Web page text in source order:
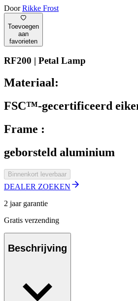
DoorRikke Frost
Toevoegen
aan
favorieten
RF200 | Petal Lamp
Materiaal:
FSC™-gecertificeerd
Frame :
geborsteld aluminium
Binnenkort leverbaar
DEALER ZOEKEN
2 jaar garantie
Gratis verzending
Beschrijving